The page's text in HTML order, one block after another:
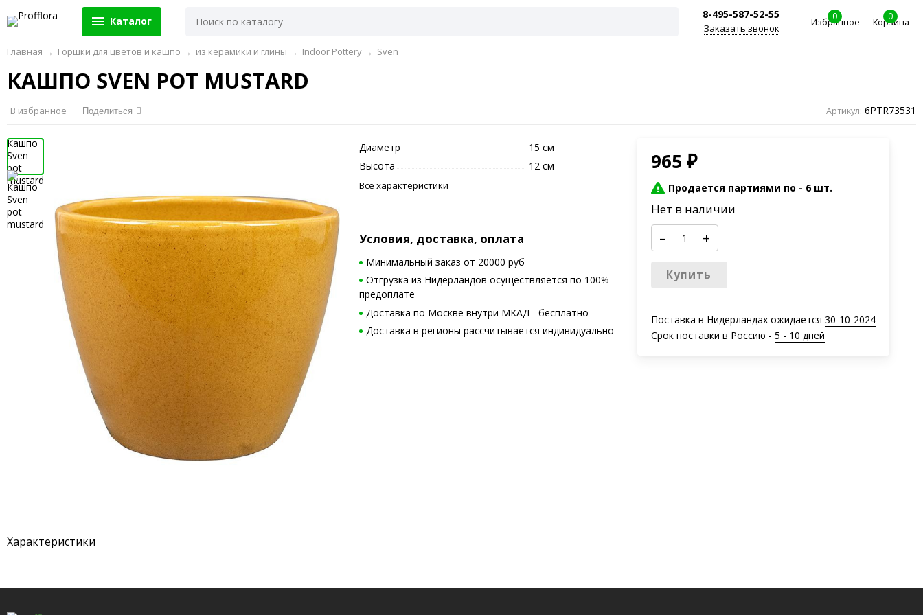
Каталог
8-495-587-52-55
Заказать звонок
0
Избранное
0
Корзина
Главная → Горшки для цветов и кашпо → из керамики и глины → Indoor Pottery → Sven
КАШПО SVEN POT MUSTARD
В избранное Поделиться Артикул: 6PTR73531
Диаметр
15 см
Высота
12 см
Все характеристики
Условия, доставка, оплата
Минимальный заказ от 20000 руб
Отгрузка из Нидерландов осуществляется по 100%
предоплате
Доставка по Москве внутри МКАД - бесплатно
Доставка в регионы рассчитывается индивидуально
965 ₽
Продается партиями по - 6 шт.
Нет в наличии
– +
Купить
Поставка в Нидерландах ожидается 30-10-2024
Срок поставки в Россию - 5 - 10 дней
Характеристики